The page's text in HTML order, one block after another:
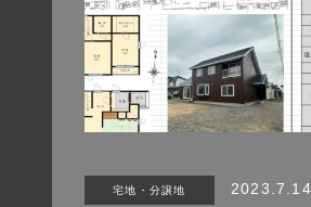
宅地・分譲地 2023.7.14